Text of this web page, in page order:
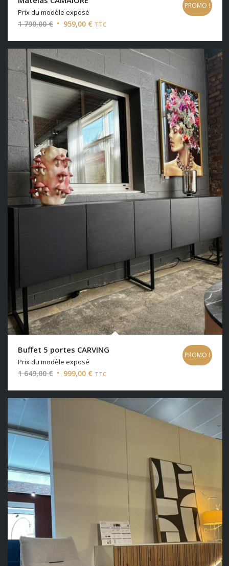
Prix du modèle exposé
1 790,00€ Le
initial
était :
1
790,00 €.
959,00 € Le
actuel
959,00 €.
TTC
PROMO !
Buffet 5 portes CARVING
Prix du modèle exposé
1 649,00€ Le
initial
999,00 € Le
actuel
TTC
PROMO !